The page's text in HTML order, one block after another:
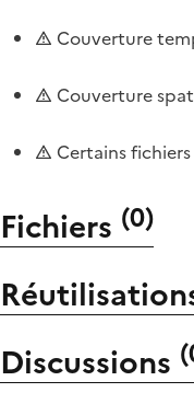
Couverture
Couverture
Certains
Fichiers (0)
Discussions (